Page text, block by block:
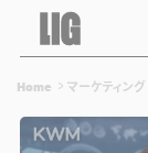
Home マーケティング